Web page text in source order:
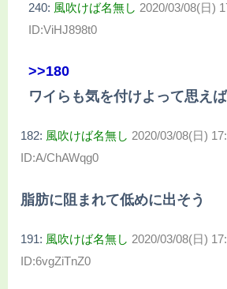
240: 風吹けば名無し 2020/03/08(日)
ID:ViHJ898t0
>>180
ワイらも気を付けよって思え
182: 風吹けば名無し 2020/03/08(日)
ID:A/ChAWqg0
脂肪に阻まれて低めに出そう
191: 風吹けば名無し 2020/03/08(日)
ID:6vgZiTnZ0